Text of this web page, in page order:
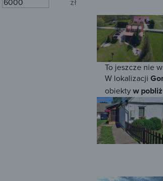
To jeszcze nie
W lokalizacji
obiektyw